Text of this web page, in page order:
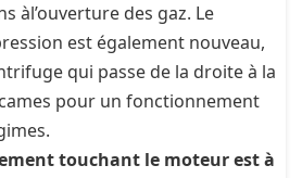
àl’ouverture des gaz. Le
est également nouveau,
qui passe de la droite à la
pour un fonctionnement
touchant le moteur est à